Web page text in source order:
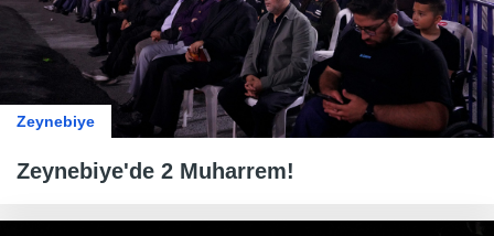
Zeynebiye
Zeynebiye'de 2 Muharrem!